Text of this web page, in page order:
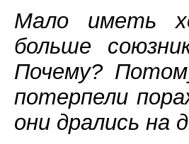
Мало иметь
больше
Почему?
потерпели
они дрались на